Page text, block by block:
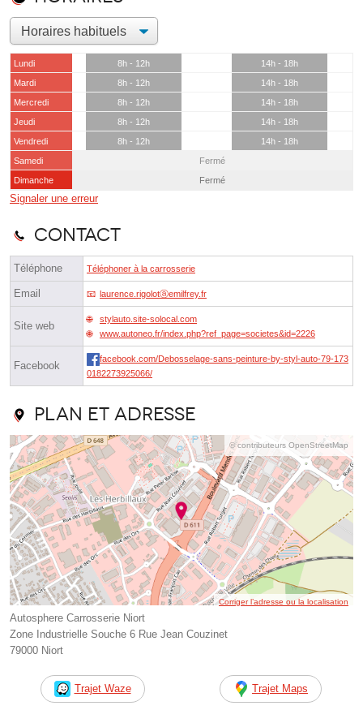
Lundi 8h - 12h
14h - 18h
Mardi
8h - 12h
14h - 18h
Mercredi
8h - 12h
14h - 18h
Jeudi
8h - 12h
14h - 18h
Vendredi
8h - 12h
14h - 18h
Samedi
Fermé
Dimanche
Fermé
Signaler une erreur
Contact
Téléphone Téléphoner à la carrosserie
Email laurence.rigolotⓐemilfrey.fr
Site web
stylauto.site-solocal.com
www.autoneo.fr/index.php?ref_page=societes&id=2226
Facebook
facebook.com/Debosselage-sans-peinture-by-styl-auto-79-173
0182273925066/
Plan et adresse
© contributeurs OpenStreetMap
Corriger l’adresse ou la localisation
Autosphere Carrosserie Niort
Zone Industrielle Souche 6 Rue Jean Couzinet
79000 Niort
Trajet Waze Trajet Maps